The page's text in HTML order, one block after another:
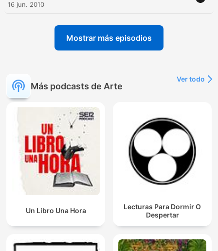
16 jun. 2010
Mostrar más episodios
Más podcasts de Arte
Ver todo
Un Libro Una Hora
Lecturas Para Dormir O
Despertar